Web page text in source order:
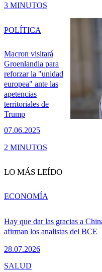
3 MINUTOS
Macron visitará
Groenlandia para
reforzar la "unidad
europea" ante las
apetencias
territoriales de
Trump
07.06.2025
POLÍTICA
2 MINUTOS
LO MÁS LEÍDO
Hay que dar las gracias a
afirman los analistas del BCE
28.07.2026
ECONOMÍA
SALUD